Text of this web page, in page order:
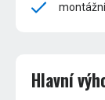
Hlavní